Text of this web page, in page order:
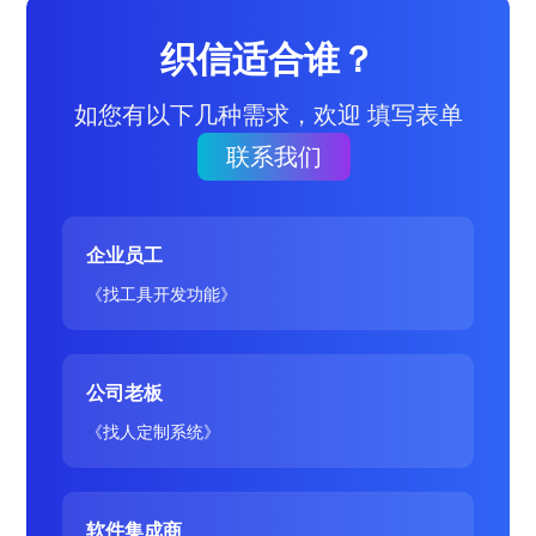
织信适合谁？
如您有以下几种需求，欢迎 填写表单
联系我们
企业员工
《找工具开发功能》
公司老板
《找人定制系统》
软件集成商